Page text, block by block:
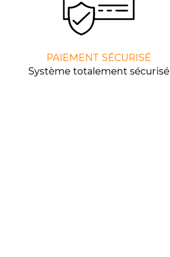
PAIEMENT SÉCURISÉ
Système totalement sécurisé